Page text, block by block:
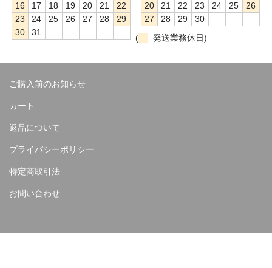
16
17 18 19 20 21
22
23
24 25 26 27 28
29
30
31
20
21 22 23 24 25
26
27
28 29
30
(
発送業務休日)
ご購入前のお知らせ
カート
返品について
プライバシーポリシー
特定商取引法
お問い合わせ